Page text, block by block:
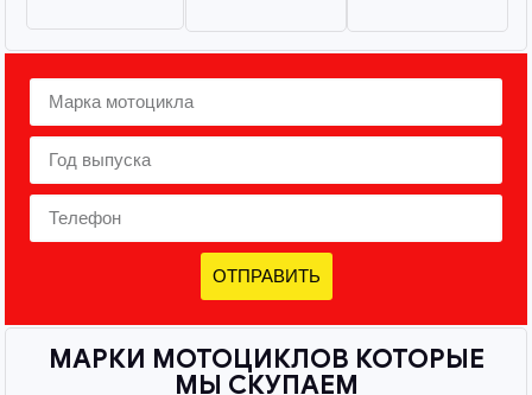
ОТПРАВИТЬ
МАРКИ МОТОЦИКЛОВ КОТОРЫЕ
МЫ СКУПАЕМ